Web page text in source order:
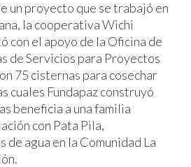
un proyecto que se trabajó en
la cooperativa Wichi
con el apoyo de la Oficina de
de Servicios para Proyectos
75 cisternas para cosechar
cuales Fundapaz construyó
beneficia a una familia
con Pata Pila,
de agua en la Comunidad La